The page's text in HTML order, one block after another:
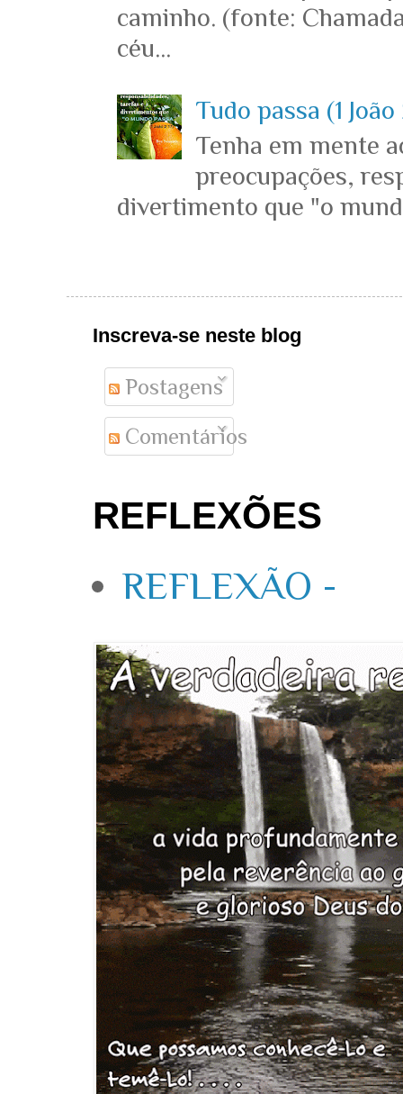
caminho. (fonte:
céu...
Tudo passa (1 João
Tenha em mente
preocupações,
divertimento que "o
Inscreva-se neste blog
Postagens
Comentários
REFLEXÕES
REFLEXÃO -